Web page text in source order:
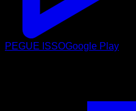
PEGUE ISSOGoogle Play